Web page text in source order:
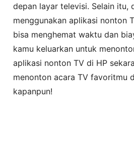
depan layar televisi. Selain itu,
menggunakan aplikasi nonton
bisa menghemat waktu dan
kamu keluarkan untuk
aplikasi nonton TV di HP
menonton acara TV favoritmu
kapanpun!